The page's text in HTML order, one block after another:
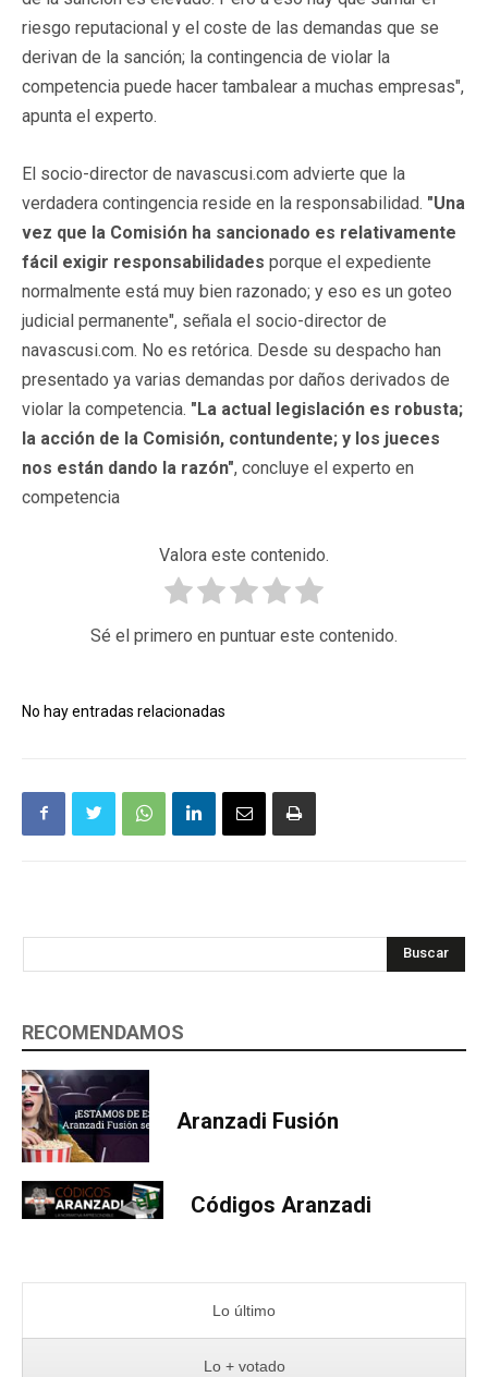
riesgo reputacional y el coste de las demandas que se
derivan de la sanción; la contingencia de violar la
competencia puede hacer tambalear a muchas empresas",
apunta el experto.
El socio-director de navascusi.com advierte que la
verdadera contingencia reside en la responsabilidad. "Una
vez que la Comisión ha sancionado es relativamente
fácil exigir responsabilidades porque el expediente
normalmente está muy bien razonado; y eso es un goteo
judicial permanente", señala el socio-director de
navascusi.com. No es retórica. Desde su despacho han
presentado ya varias demandas por daños derivados de
violar la competencia. "La actual legislación es robusta;
la acción de la Comisión, contundente; y los jueces
nos están dando la razón", concluye el experto en
competencia
Valora este contenido.
Sé el primero en puntuar este contenido.
No hay entradas relacionadas
Buscar
RECOMENDAMOS
Aranzadi Fusión
Códigos Aranzadi
Lo último
Lo + votado